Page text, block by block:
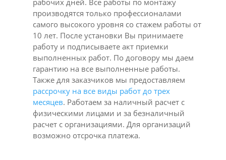
рабочих дней. Все работы по монтажу
производятся только профессионалами
самого высокого уровня со стажем работы от
10 лет. После установки Вы принимаете
работу и подписываете акт приемки
выполненных работ. По договору мы даем
гарантию на все выполненные работы.
Также для заказчиков мы предоставляем
рассрочку на все виды работ до трех
месяцев. Работаем за наличный расчет с
физическими лицами и за безналичный
расчет с организациями. Для организаций
возможно отсрочка платежа.